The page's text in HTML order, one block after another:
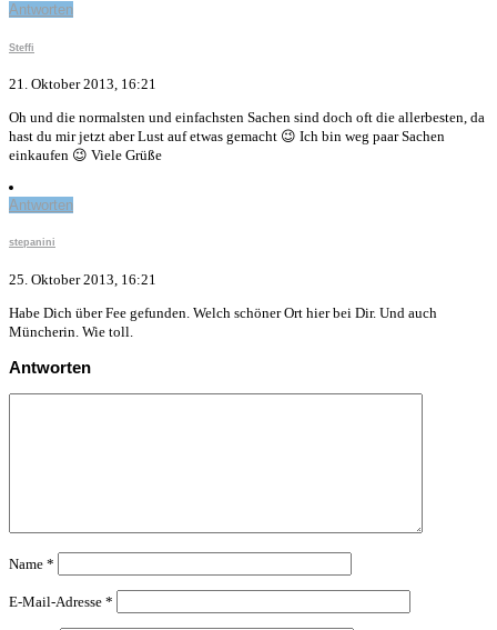
Antworten
Steffi
21. Oktober 2013, 16:21
Oh und die normalsten und einfachsten Sachen sind doch oft die allerbesten, da
hast du mir jetzt aber Lust auf etwas gemacht 😉 Ich bin weg paar Sachen
einkaufen 😉 Viele Grüße
Antworten
stepanini
25. Oktober 2013, 16:21
Habe Dich über Fee gefunden. Welch schöner Ort hier bei Dir. Und auch
Müncherin. Wie toll.
Antworten
Name *
E-Mail-Adresse *